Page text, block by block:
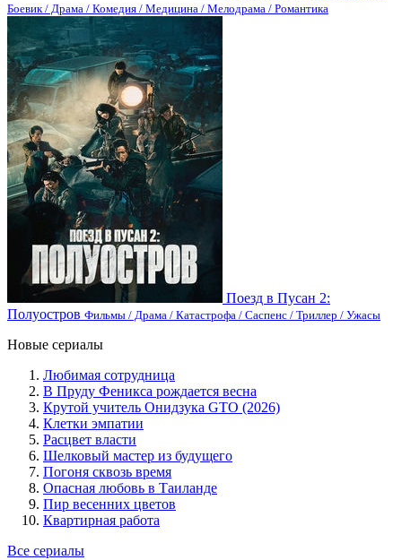
Боевик / Драма / Комедия / Медицина / Мелодрама / Романтика
Поезд в Пусан 2:
Полуостров Фильмы / Драма / Катастрофа / Саспенс / Триллер / Ужасы
Новые сериалы
Любимая сотрудница
В Пруду Феникса рождается весна
Крутой учитель Онидзука GTO (2026)
Клетки эмпатии
Расцвет власти
Шелковый мастер из будущего
Погоня сквозь время
Опасная любовь в Таиланде
Пир весенних цветов
Квартирная работа
Все сериалы